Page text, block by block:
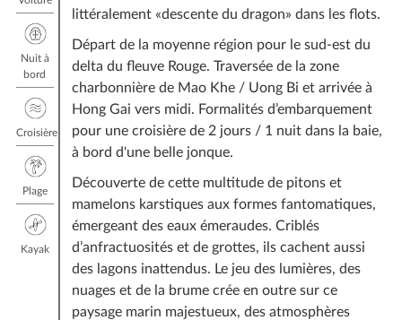
littéralement «descente du dragon» dans les flots.
Départ de la moyenne région pour le sud-est du
delta du fleuve Rouge. Traversée de la zone
charbonnière de Mao Khe / Uong Bi et arrivée à
Hong Gai vers midi. Formalités d’embarquement
pour une croisière de 2 jours / 1 nuit dans la baie,
à bord d'une belle jonque.
Découverte de cette multitude de pitons et
mamelons karstiques aux formes fantomatiques,
émergeant des eaux émeraudes. Criblés
d’anfractuosités et de grottes, ils cachent aussi
des lagons inattendus. Le jeu des lumières, des
nuages et de la brume crée en outre sur ce
paysage marin majestueux, des atmosphères
Nuit à
bord
Croisière
Plage
Kayak